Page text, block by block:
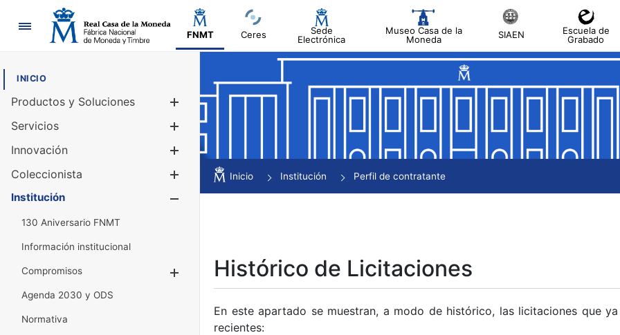
Navegación
FNMT Ceres
Sede
Electrónica
Museo Casa de la
Moneda
SIAEN
Escuela de
Grabado
INICIO
Productos y Soluciones
Mostrar/Ocultar
Servicios
Innovación
Coleccionista
Mostrar/Ocultar
Institución
130 Aniversario FNMT
Información institucional
Compromisos
Mostrar/Ocultar
Agenda 2030 y ODS
Normativa
Inicio Institución Perfil de contratante
Histórico de Licitaciones
En este apartado se muestran, a modo de histórico, las licitaciones que
recientes: